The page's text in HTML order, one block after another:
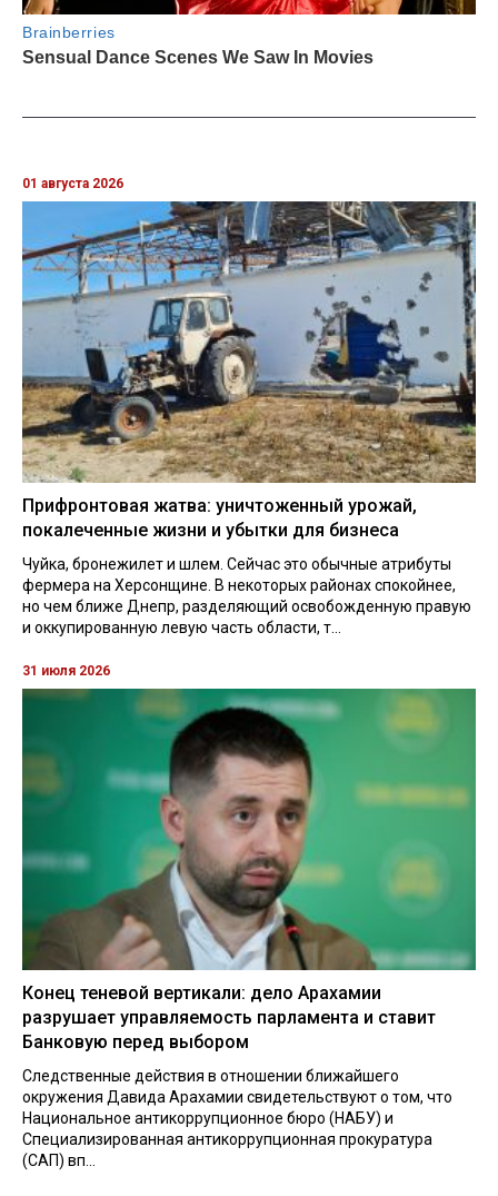
01 августа 2026
Прифронтовая жатва: уничтоженный урожай,
покалеченные жизни и убытки для бизнеса
Чуйка, бронежилет и шлем. Сейчас это обычные атрибуты
фермера на Херсонщине. В некоторых районах спокойнее,
но чем ближе Днепр, разделяющий освобожденную правую
и оккупированную левую часть области, т...
31 июля 2026
Конец теневой вертикали: дело Арахамии
разрушает управляемость парламента и ставит
Банковую перед выбором
Следственные действия в отношении ближайшего
окружения Давида Арахамии свидетельствуют о том, что
Национальное антикоррупционное бюро (НАБУ) и
Специализированная антикоррупционная прокуратура
(САП) вп...